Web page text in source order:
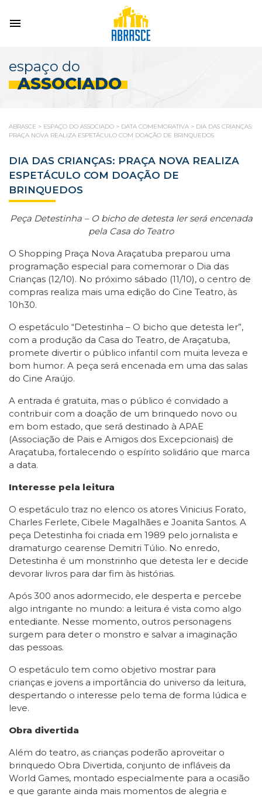
espaço do
ASSOCIADO
ABRASCE > ESPAÇO DO ASSOCIADO > DATA COMEMORATIVA > DIA DAS CRIANÇAS:
PRAÇA NOVA REALIZA ESPETÁCULO COM DOAÇÃO DE BRINQUEDOS
DIA DAS CRIANÇAS: PRAÇA NOVA REALIZA
ESPETÁCULO COM DOAÇÃO DE
BRINQUEDOS
Peça Detestinha – O bicho de detesta ler será encenada
pela Casa do Teatro
O Shopping Praça Nova Araçatuba preparou uma
programação especial para comemorar o Dia das
Crianças (12/10). No próximo sábado (11/10), o centro de
compras realiza mais uma edição do Cine Teatro, às
10h30.
O espetáculo “Detestinha – O bicho que detesta ler”,
com a produção da Casa do Teatro, de Araçatuba,
promete divertir o público infantil com muita leveza e
bom humor. A peça será encenada em uma das salas
do Cine Araújo.
A entrada é gratuita, mas o público é convidado a
contribuir com a doação de um brinquedo novo ou
em bom estado, que será destinado à APAE
(Associação de Pais e Amigos dos Excepcionais) de
Araçatuba, fortalecendo o espírito solidário que marca
a data.
Interesse pela leitura
O espetáculo traz no elenco os atores Vinicius Forato,
Charles Ferlete, Cibele Magalhães e Joanita Santos. A
peça Detestinha foi criada em 1989 pelo jornalista e
dramaturgo cearense Demitri Túlio. No enredo,
Detestinha é um monstrinho que detesta ler e decide
devorar livros para dar fim às histórias.
Após 300 anos adormecido, ele desperta e percebe
algo intrigante no mundo: a leitura é vista como algo
entediante. Nesse momento, outros personagens
surgem para deter o monstro e salvar a imaginação
das pessoas.
O espetáculo tem como objetivo mostrar para
crianças e jovens a importância do universo da leitura,
despertando o interesse pelo tema de forma lúdica e
leve.
Obra divertida
Além do teatro, as crianças poderão aproveitar o
brinquedo Obra Divertida, conjunto de infláveis da
World Games, montado especialmente para a ocasião
e que garante ainda mais momentos de alegria e